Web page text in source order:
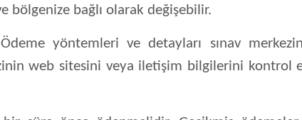
bölgenize bağlı olarak değişebilir.
yöntemleri ve detayları sınav
web sitesini veya iletişim bilgilerini kontrol